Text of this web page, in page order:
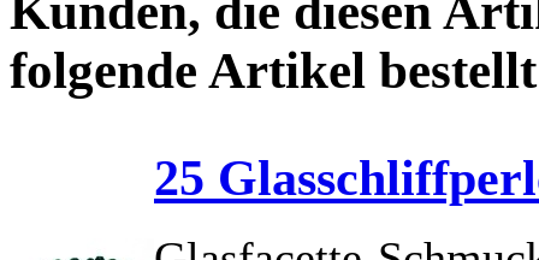
Kunden, die diesen
folgende Artikel
25